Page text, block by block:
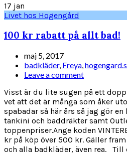
17 jan
Livet hos Hogengård
100 kr rabatt på allt bad!
maj 5, 2017
badkläder, Freya,
Leave a comment
Visst är du lite sugen på ett dopp
vet att det är många som åker
spabadar så här års så jag gör
tankini och baddräkter samt
toppenpriser.Ange koden
kr på köp över 500 kr. Gäller
och alla badkläder, även rea. Till